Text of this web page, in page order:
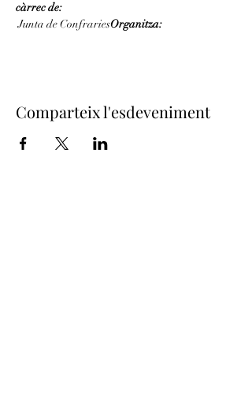
càrrec de:
Junta de ConfrariesOrganitza:
Comparteix l'esdeveniment